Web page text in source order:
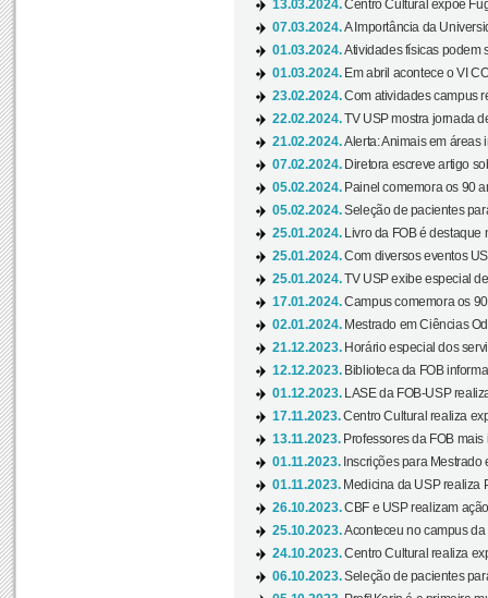
13.03.2024.Centro Cultural expõe
07.03.2024.A Importância da
01.03.2024.Atividades físicas podem
01.03.2024. Em abril acontece o VI
23.02.2024.Com atividades campus
22.02.2024.TV USP mostra jornada
21.02.2024.Alerta: Animais em áreas
07.02.2024. Diretora escreve artigo
05.02.2024. Painel comemora os 90
05.02.2024.Seleção de pacientes
25.01.2024.
Livro da FOB é destaque
25.01.2024.Com diversos eventos
25.01.2024.TV USP exibe especial
17.01.2024.Campus comemora os
02.01.2024. Mestrado em Ciências
21.12.2023. Horário especial dos
12.12.2023. Biblioteca da FOB
01.12.2023.
LASE da FOB-USP
17.11.2023.Centro Cultural realiza
13.11.2023. Professores da FOB
01.11.2023. Inscrições para
01.11.2023. Medicina da USP realiza
26.10.2023.CBF e USP realizam
25.10.2023.Aconteceu no campus da
24.10.2023.Centro Cultural realiza
06.10.2023.Seleção de pacientes